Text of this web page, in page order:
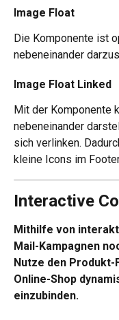
Image Float
Die Komponente ist
nebeneinander
Image Float Linked
Mit der Komponente
nebeneinander
sich verlinken.
kleine Icons im
Interactive
Mithilfe von
Mail-Kampagnen
Nutze den Produkt-
Online-Shop
einzubinden.